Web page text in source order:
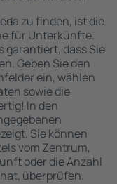
zu finden, ist die
für Unterkünfte.
garantiert, dass Sie
Geben Sie den
ein, wählen
sowie die
In den
Sie können
vom Zentrum,
oder die Anzahl
überprüfen.